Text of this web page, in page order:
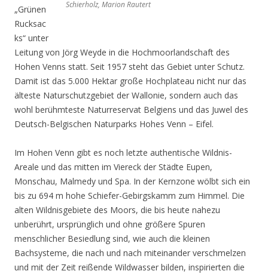
Schierholz, Marion Rautert
„Grünen
Rucksac
ks“ unter
Leitung von Jörg Weyde in die Hochmoorlandschaft des
Hohen Venns statt. Seit 1957 steht das Gebiet unter Schutz.
Damit ist das 5.000 Hektar große Hochplateau nicht nur das
älteste Naturschutzgebiet der Wallonie, sondern auch das
wohl berühmteste Naturreservat Belgiens und das Juwel des
Deutsch-Belgischen Naturparks Hohes Venn – Eifel.
Im Hohen Venn gibt es noch letzte authentische Wildnis-
Areale und das mitten im Viereck der Städte Eupen,
Monschau, Malmedy und Spa. In der Kernzone wölbt sich ein
bis zu 694 m hohe Schiefer-Gebirgskamm zum Himmel. Die
alten Wildnisgebiete des Moors, die bis heute nahezu
unberührt, ursprünglich und ohne größere Spuren
menschlicher Besiedlung sind, wie auch die kleinen
Bachsysteme, die nach und nach miteinander verschmelzen
und mit der Zeit reißende Wildwasser bilden, inspirierten die